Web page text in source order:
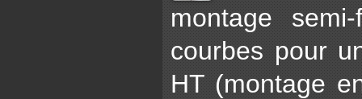
montage
courbes pour
HT (montage